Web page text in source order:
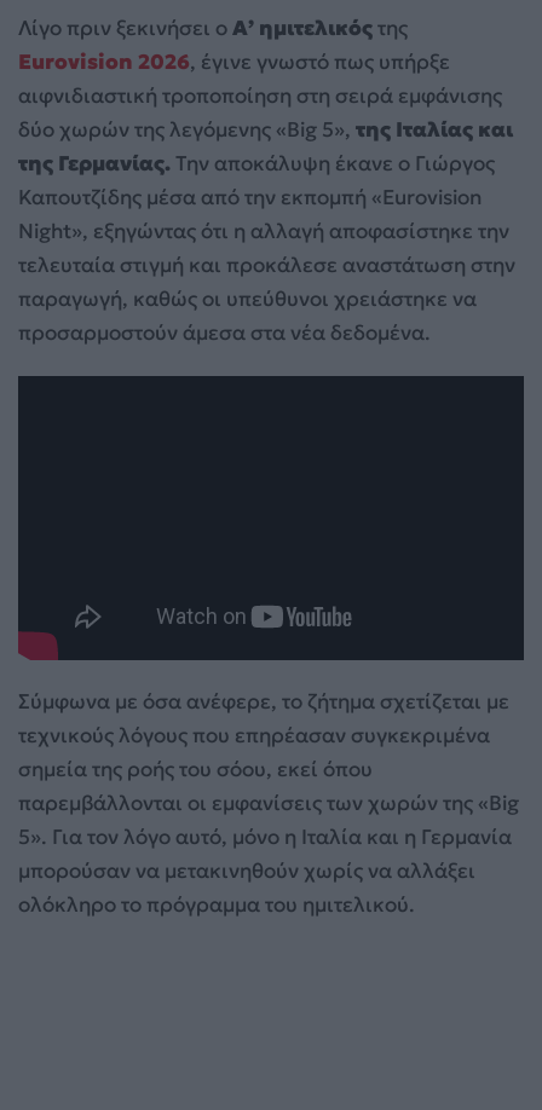
Λίγο πριν ξεκινήσει οΑ’ ημιτελικόςτης
Eurovision 2026, έγινε γνωστό πως υπήρξε
αιφνιδιαστική τροποποίηση στη σειρά εμφάνισης
δύο χωρών της λεγόμενης «Big 5», της Ιταλίας και
της Γερμανίας.Την αποκάλυψη έκανε ο Γιώργος
Καπουτζίδης μέσα από την εκπομπή «Eurovision
Night», εξηγώντας ότι η αλλαγή αποφασίστηκε την
τελευταία στιγμή και προκάλεσε αναστάτωση στην
παραγωγή, καθώς οι υπεύθυνοι χρειάστηκε να
προσαρμοστούν άμεσα στα νέα δεδομένα.
Σύμφωνα με όσα ανέφερε, το ζήτημα σχετίζεται με
τεχνικούς λόγους που επηρέασαν συγκεκριμένα
σημεία της ροής του σόου, εκεί όπου
παρεμβάλλονται οι εμφανίσεις των χωρών της «Big
5». Για τον λόγο αυτό, μόνο η Ιταλία και η Γερμανία
μπορούσαν να μετακινηθούν χωρίς να αλλάξει
ολόκληρο το πρόγραμμα του ημιτελικού.